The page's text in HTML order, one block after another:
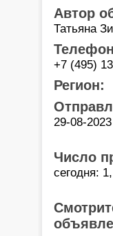
Автор
Татьяна
+7 (495)
Регион:
29-08-
Число
сегодня: